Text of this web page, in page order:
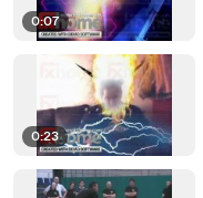
0:07
0:23